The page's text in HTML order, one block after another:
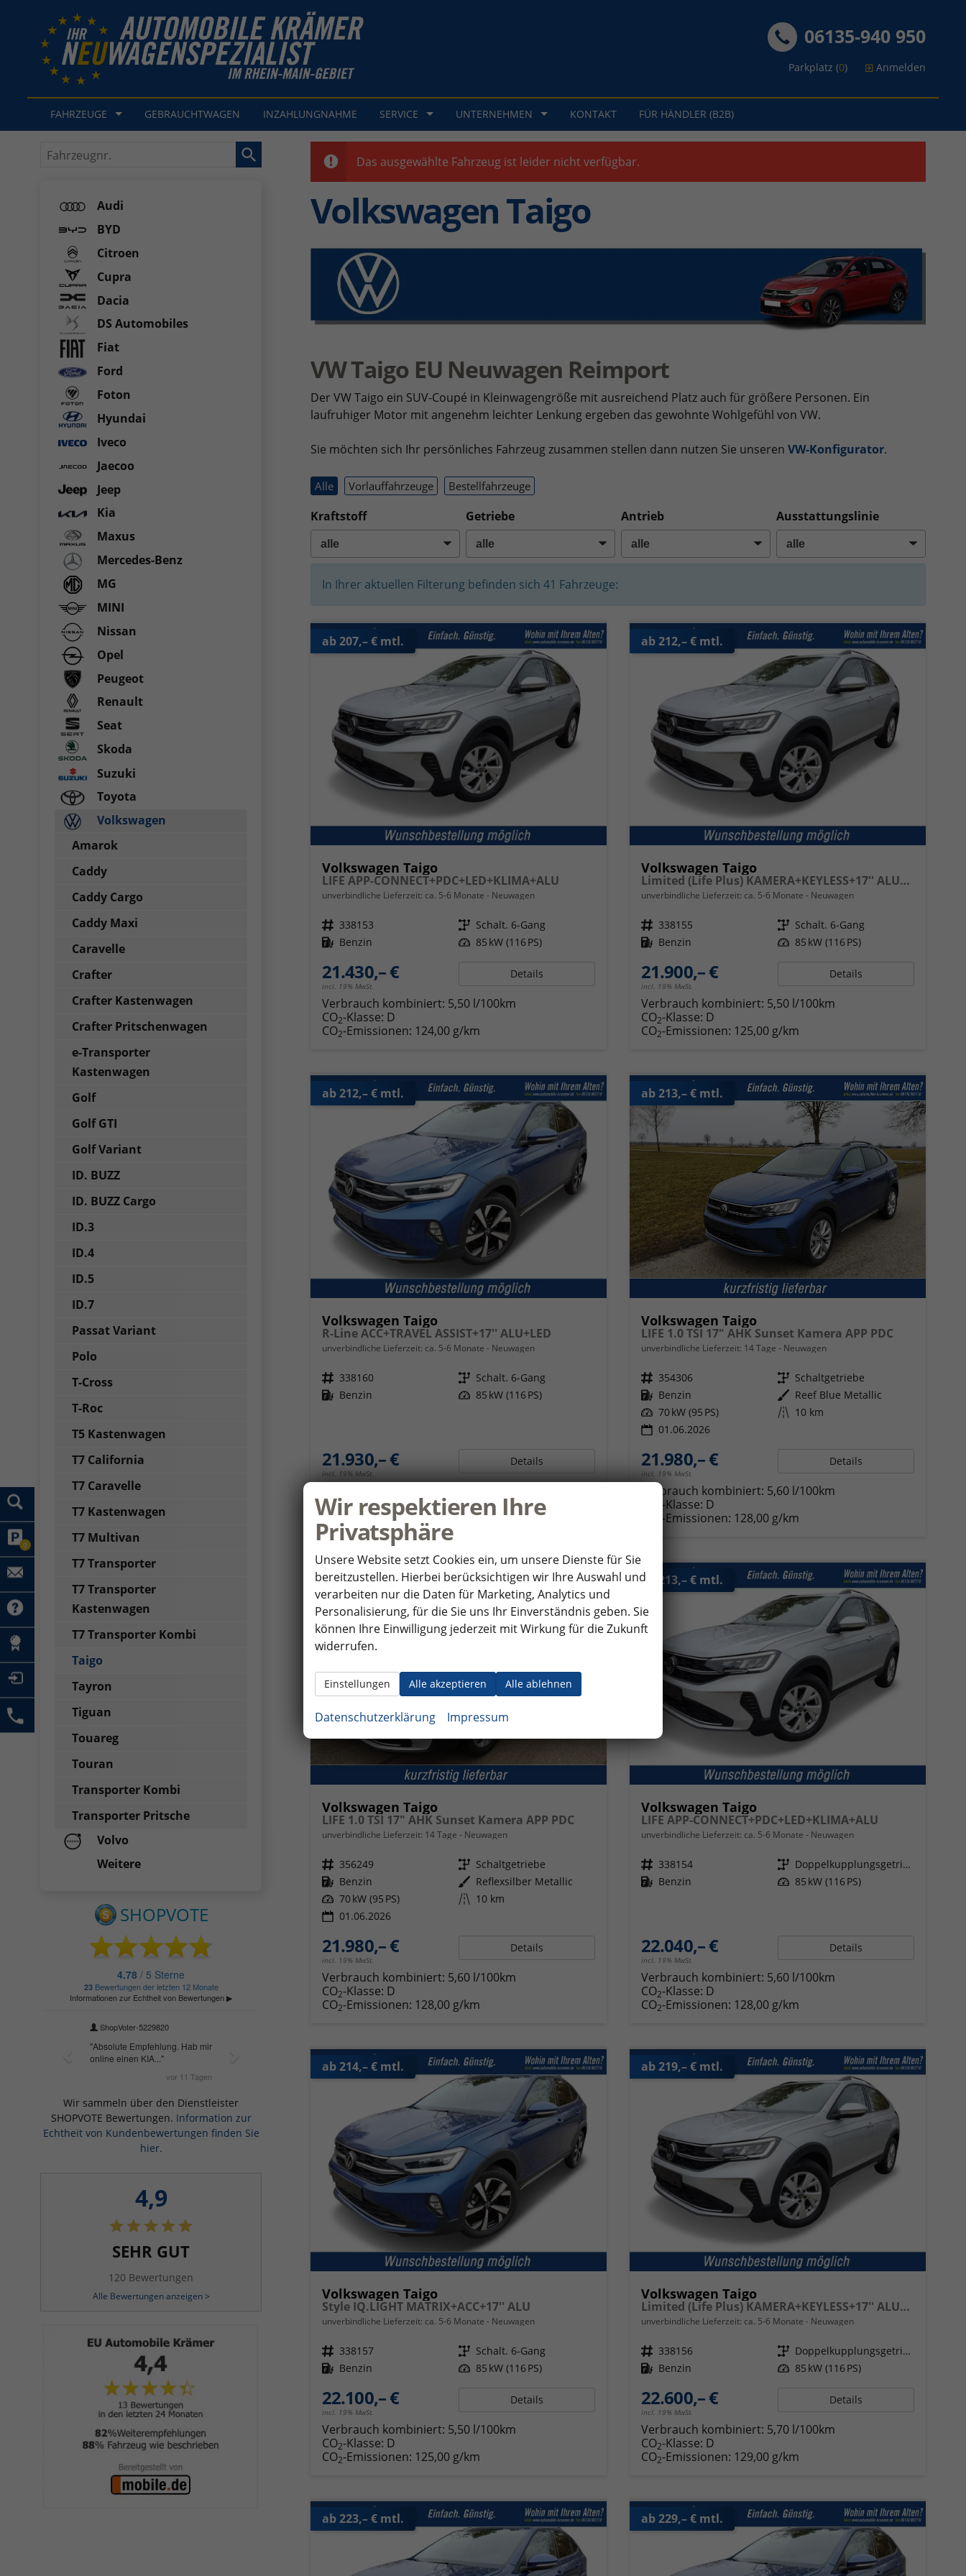
0
06135-940 950
Parkplatz (0) Anmelden
FAHRZEUGE GEBRAUCHTWAGEN INZAHLUNGNAHME SERVICE UNTERNEHMEN KONTAKT FÜR HÄNDLER (B2B)
Das ausgewählte Fahrzeug ist leider nicht verfügbar.
Volkswagen Taigo
VW Taigo EU Neuwagen Reimport
Der VW Taigo ein SUV-Coupé in Kleinwagengröße mit ausreichend Platz auch für größere Personen. Ein
laufruhiger Motor mit angenehm leichter Lenkung ergeben das gewohnte Wohlgefühl von VW.
Sie möchten sich Ihr persönliches Fahrzeug zusammen stellen dann nutzen Sie unseren VW-Konfigurator.
Alle Vorlauffahrzeuge Bestellfahrzeuge
Kraftstoff Getriebe Antrieb Ausstattungslinie
In Ihrer aktuellen Filterung befinden sich 41 Fahrzeuge:
ab 207,– € mtl.
Volkswagen Taigo
LIFE APP-CONNECT+PDC+LED+KLIMA+ALU
unverbindliche Lieferzeit: ca. 5-6 Monate Neuwagen
Fahrzeugnr. 338153 Getriebe Schalt. 6-Gang
Kraftstoff Benzin Leistung 85 kW (116 PS)
21.430,– €
incl. 19% MwSt.
Details
Verbrauch kombiniert: 5,50 l/100km
CO2-Klasse: D
CO2-Emissionen: 124,00 g/km
ab 212,– € mtl.
Volkswagen Taigo
Limited (Life Plus) KAMERA+KEYLESS+17'' ALU+LED
unverbindliche Lieferzeit: ca. 5-6 Monate Neuwagen
Fahrzeugnr. 338155 Getriebe Schalt. 6-Gang
Kraftstoff Benzin Leistung 85 kW (116 PS)
21.900,– €
incl. 19% MwSt.
Details
Verbrauch kombiniert: 5,50 l/100km
CO2-Klasse: D
CO2-Emissionen: 125,00 g/km
ab 212,– € mtl.
Volkswagen Taigo
R-Line ACC+TRAVEL ASSIST+17'' ALU+LED
unverbindliche Lieferzeit: ca. 5-6 Monate Neuwagen
Fahrzeugnr. 338160 Getriebe Schalt. 6-Gang
Kraftstoff Benzin Leistung 85 kW (116 PS)
21.930,– €
incl. 19% MwSt.
Details
CO -Klasse:D
CO 2-Emissionen:126,00 g/km
ab 213,– € mtl.
Volkswagen Taigo
LIFE 1.0 TSI 17" AHK Sunset Kamera APP PDC
unverbindliche Lieferzeit: 14 Tage Neuwagen
Fahrzeugnr. 354306 Getriebe Schaltgetriebe
Kraftstoff Benzin Außenfarbe Reef Blue Metallic
Leistung 70 kW (95 PS) Kilometerstand 10 km
01.06.2026
21.980,– €
incl. 19% MwSt.
Details
Verbrauch kombiniert: 5,60 l/100km
-Klasse: D
-Emissionen: 128,00 g/km
ab 213,– € mtl.
Volkswagen Taigo
LIFE 1.0 TSI 17" AHK Sunset Kamera APP PDC
unverbindliche Lieferzeit: 14 Tage Neuwagen
Fahrzeugnr. 356249 Getriebe Schaltgetriebe
Kraftstoff Benzin Außenfarbe Reflexsilber Metallic
Leistung 70 kW (95 PS) Kilometerstand 10 km
01.06.2026
21.980,– €
incl. 19% MwSt.
Details
Verbrauch kombiniert: 5,60 l/100km
CO2-Klasse: D
CO2-Emissionen: 128,00 g/km
ab 213,– € mtl.
Volkswagen Taigo
LIFE APP-CONNECT+PDC+LED+KLIMA+ALU
unverbindliche Lieferzeit: ca. 5-6 Monate Neuwagen
Fahrzeugnr. 338154 Getriebe
Doppelkupplungsgetriebe (DSG)
Kraftstoff Benzin Leistung 85 kW (116 PS)
22.040,– €
incl. 19% MwSt.
Details
Verbrauch kombiniert: 5,60 l/100km
CO2-Klasse: D
CO2-Emissionen: 128,00 g/km
ab 214,– € mtl.
Volkswagen Taigo
Style IQ.LIGHT MATRIX+ACC+17'' ALU
unverbindliche Lieferzeit: ca. 5-6 Monate Neuwagen
Fahrzeugnr. 338157 Getriebe Schalt. 6-Gang
Kraftstoff Benzin Leistung 85 kW (116 PS)
22.100,– €
incl. 19% MwSt.
Details
Verbrauch kombiniert: 5,50 l/100km
CO2-Klasse: D
CO2-Emissionen: 125,00 g/km
ab 219,– € mtl.
Volkswagen Taigo
Limited (Life Plus) KAMERA+KEYLESS+17'' ALU+LED
unverbindliche Lieferzeit: ca. 5-6 Monate Neuwagen
Fahrzeugnr. 338156 Getriebe
Doppelkupplungsgetriebe (DSG)
Kraftstoff Benzin Leistung 85 kW (116 PS)
22.600,– €
incl. 19% MwSt.
Details
Verbrauch kombiniert: 5,70 l/100km
CO2-Klasse: D
CO2-Emissionen: 129,00 g/km
ab 223,– € mtl. ab 229,– € mtl.
Fahrzeugnr.
Audi
BYD
Citroen
Cupra
Dacia
DS Automobiles
Fiat
Ford
Foton
Hyundai
Iveco
Jaecoo
Jeep
Kia
Maxus
Mercedes-Benz
MG
MINI
Nissan
Opel
Peugeot
Renault
Seat
Skoda
Suzuki
Toyota
Volkswagen
Amarok
Caddy
Caddy Cargo
Caddy Maxi
Caravelle
Crafter
Crafter Kastenwagen
Crafter Pritschenwagen
e-Transporter
Kastenwagen
Golf
Golf GTI
Golf Variant
ID. BUZZ
ID. BUZZ Cargo
ID.3
ID.4
ID.5
ID.7
Passat Variant
Polo
T-Cross
T-Roc
T5 Kastenwagen
T7 California
T7 Caravelle
T7 Kastenwagen
T7 Multivan
T7 Transporter
T7 Transporter
Kastenwagen
T7 Transporter Kombi
Taigo
Tayron
Tiguan
Touareg
Touran
Transporter Kombi
Transporter Pritsche
Volvo
Weitere
Wir sammeln über den Dienstleister
SHOPVOTE Bewertungen. Information zur
Echtheit von Kundenbewertungen finden Sie
hier.
4,9
SEHR GUT
120 Bewertungen
Alle Bewertungen anzeigen >
Wir respektieren Ihre
Privatsphäre
Unsere Website setzt Cookies ein, um unsere Dienste für Sie
bereitzustellen. Hierbei berücksichtigen wir Ihre Auswahl und
verarbeiten nur die Daten für Marketing, Analytics und
Personalisierung, für die Sie uns Ihr Einverständnis geben. Sie
können Ihre Einwilligung jederzeit mit Wirkung für die Zukunft
widerrufen.
Alle akzeptieren Alle ablehnen
Einstellungen
Datenschutzerklärung Impressum